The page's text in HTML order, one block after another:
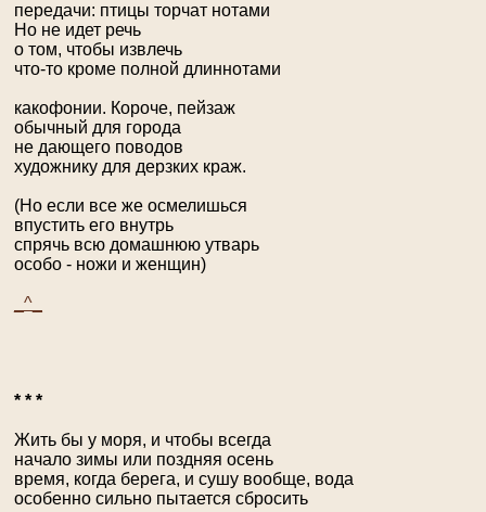
передачи: птицы торчат нотами
Но не идет речь
о том, чтобы извлечь
что-то кроме полной длиннотами
какофонии. Короче, пейзаж
обычный для города
не дающего поводов
художнику для дерзких краж.
(Но если все же осмелишься
впустить его внутрь
спрячь всю домашнюю утварь
особо - ножи и женщин)
_^_
* * *
Жить бы у моря, и чтобы всегда
начало зимы или поздняя осень
время, когда берега, и сушу вообще, вода
особенно сильно пытается сбросить